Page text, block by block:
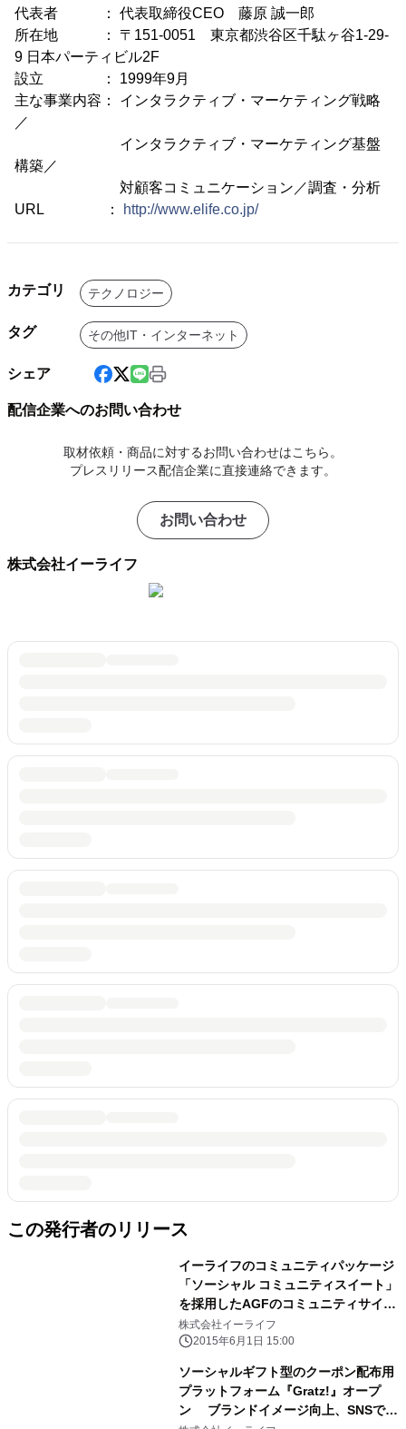
代表者 ： 代表取締役CEO 藤原 誠一郎
所在地 ： 〒151-0051 東京都渋谷区千駄ヶ谷1-29-
9 日本パーティビル2F
設立 ： 1999年9月
主な事業内容： インタラクティブ・マーケティング戦略
／
インタラクティブ・マーケティング基盤
構築／
対顧客コミュニケーション／調査・分析
URL ：
http://www.elife.co.jp/
カテゴリ テクノロジー
タグ その他IT・インターネット
シェア
配信企業へのお問い合わせ
取材依頼・商品に対するお問い合わせはこちら。
プレスリリース配信企業に直接連絡できます。
お問い合わせ
株式会社イーライフ
この発行者のリリース
イーライフのコミュニティパッケージ
「ソーシャル コミュニティスイート」
を採用したAGFのコミュニティサイト
「ハロースムージー キッチンラボ」
OPEN ～消費者とフードコーディネ
始～
株式会社イーライフ
2015年6月1日 15:00
ソーシャルギフト型のクーポン配布用
プラットフォーム『Gratz!』オープ
ン ブランドイメージ向上、SNSでの